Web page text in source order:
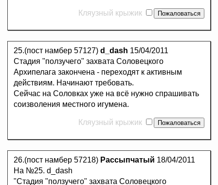
Кляузный крыжик
25.(пост намбер 57127) d_dash 15/04/2011
Стадия "ползучего" захвата Соловецкого
Архипелага закончена - переходят к активным
действиям. Начинают требовать.
Сейчас на Соловках уже на всё нужно спрашивать
соизволения местного игумена.
Кляузный крыжик
26.(пост намбер 57218) Рассыпчатый 18/04/2011
На №25. d_dash
"Стадия "ползучего" захвата Соловецкого